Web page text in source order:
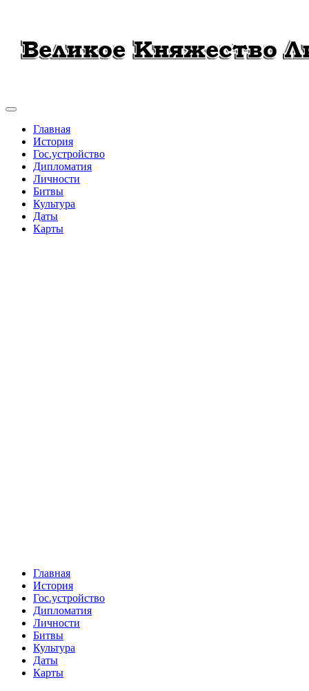
Главная
История
Гос.устройство
Дипломатия
Личности
Битвы
Культура
Даты
Карты
Главная
История
Гос.устройство
Дипломатия
Личности
Битвы
Культура
Даты
Карты